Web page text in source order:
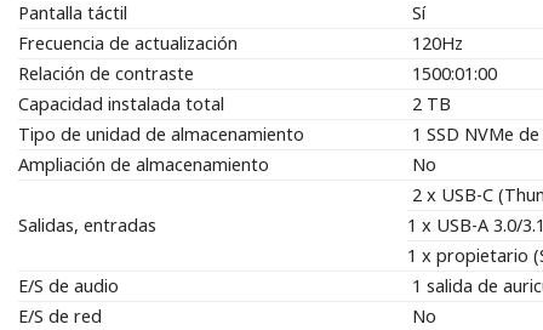
Pantalla táctil
Sí
Frecuencia de actualización
120Hz
Relación de contraste
1500:01:00
Capacidad instalada total
2 TB
Tipo de unidad de almacenamiento
1 SSD NVMe
Ampliación de almacenamiento
No
Salidas, entradas
2 x USB-C
1 x USB-A 3.0/
1 x propietario
E/S de audio
1 salida de
E/S de red
No